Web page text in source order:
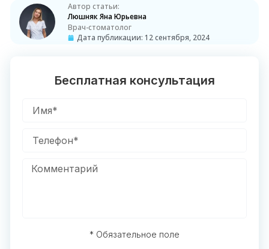
Автор статьи:
Люшняк Яна Юрьевна
Врач-стоматолог
Дата публикации: 12 сентября, 2024
Бесплатная консультация
* Обязательное поле